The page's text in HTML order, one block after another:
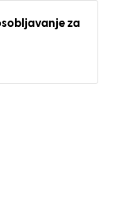
za